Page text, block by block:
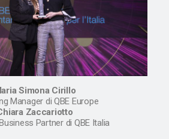
Simona Cirillo
Manager di QBE Europe
Zaccariotto
Partner di QBE Italia